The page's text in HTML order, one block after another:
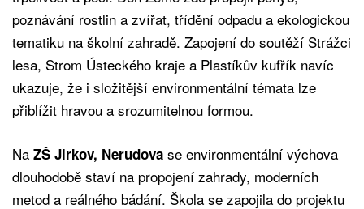
poznávání rostlin a zvířat, třídění odpadu a ekologickou
tematiku na školní zahradě. Zapojení do soutěží Strážci
lesa, Strom Ústeckého kraje a Plastíkův kufřík navíc
ukazuje, že i složitější environmentální témata lze
přiblížit hravou a srozumitelnou formou.
Na ZŠ Jirkov, Nerudova se environmentální výchova
dlouhodobě staví na propojení zahrady, moderních
metod a reálného bádání. Škola se zapojila do projektu